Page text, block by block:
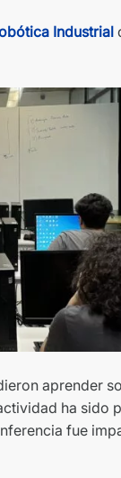
Industrial
aprender
ha sido
fue